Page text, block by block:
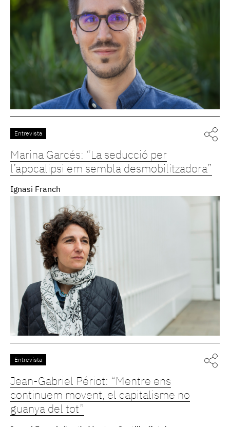
Entrevista
Marina Garcés: “La seducció per
l’apocalipsi em sembla desmobilitzadora”
Ignasi Franch
Entrevista
Jean-Gabriel Périot: “Mentre ens
continuem movent, el capitalisme no
guanya del tot”